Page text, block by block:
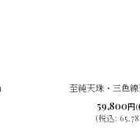
至純天珠・三色線
59,800円(
(税込: